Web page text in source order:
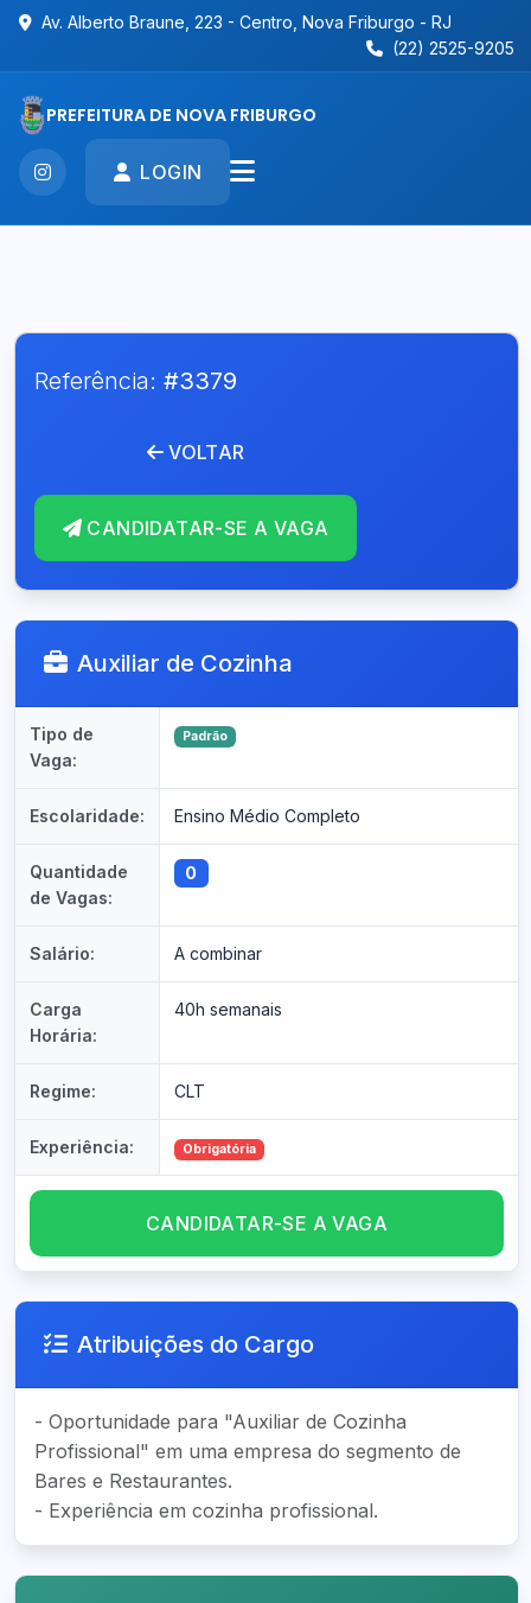
Av. Alberto Braune, 223 - Centro, Nova Friburgo - RJ
(22) 2525-9205
PREFEITURA DE NOVA FRIBURGO
LOGIN
Referência: #3379
VOLTAR
CANDIDATAR-SE A VAGA
Auxiliar de Cozinha
Tipo de
Vaga:
Padrão
Escolaridade: Ensino Médio Completo
Quantidade
de Vagas:
0
Salário: A combinar
Carga
Horária:
40h semanais
Regime: CLT
Experiência: Obrigatória
CANDIDATAR-SE A VAGA
Atribuições do Cargo
- Oportunidade para "Auxiliar de Cozinha
Profissional" em uma empresa do segmento de
Bares e Restaurantes.
- Experiência em cozinha profissional.